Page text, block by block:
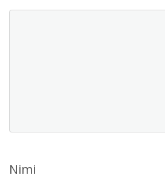
Nimi